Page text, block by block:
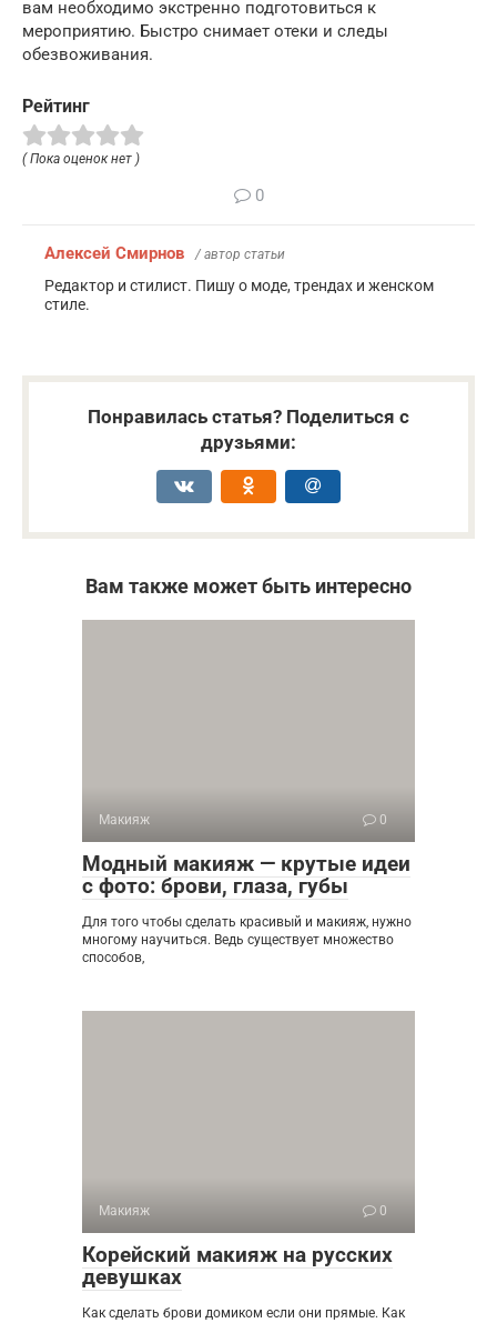
вам необходимо экстренно подготовиться к
мероприятию. Быстро снимает отеки и следы
обезвоживания.
Рейтинг
( Пока оценок нет )
0
Алексей Смирнов / автор статьи
Редактор и стилист. Пишу о моде, трендах и женском
стиле.
Понравилась статья? Поделиться с
друзьями:
Вам также может быть интересно
Макияж 0
Модный макияж — крутые идеи
с фото: брови, глаза, губы
Для того чтобы сделать красивый и макияж, нужно
многому научиться. Ведь существует множество
способов,
Макияж 0
Корейский макияж на русских
девушках
Как сделать брови домиком если они прямые. Как